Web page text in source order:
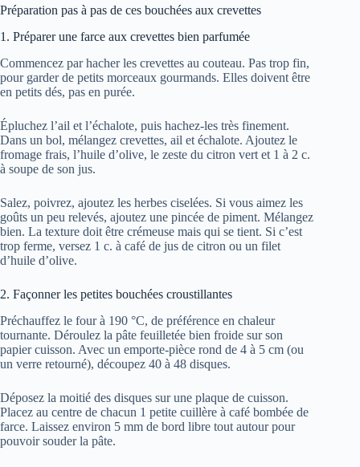
Préparation pas à pas de ces bouchées aux crevettes
1. Préparer une farce aux crevettes bien parfumée
Commencez par hacher les crevettes au couteau. Pas trop fin,
pour garder de petits morceaux gourmands. Elles doivent être
en petits dés, pas en purée.
Épluchez l’ail et l’échalote, puis hachez-les très finement.
Dans un bol, mélangez crevettes, ail et échalote. Ajoutez le
fromage frais, l’huile d’olive, le zeste du citron vert et 1 à 2 c.
à soupe de son jus.
Salez, poivrez, ajoutez les herbes ciselées. Si vous aimez les
goûts un peu relevés, ajoutez une pincée de piment. Mélangez
bien. La texture doit être crémeuse mais qui se tient. Si c’est
trop ferme, versez 1 c. à café de jus de citron ou un filet
d’huile d’olive.
2. Façonner les petites bouchées croustillantes
Préchauffez le four à 190 °C, de préférence en chaleur
tournante. Déroulez la pâte feuilletée bien froide sur son
papier cuisson. Avec un emporte-pièce rond de 4 à 5 cm (ou
un verre retourné), découpez 40 à 48 disques.
Déposez la moitié des disques sur une plaque de cuisson.
Placez au centre de chacun 1 petite cuillère à café bombée de
farce. Laissez environ 5 mm de bord libre tout autour pour
pouvoir souder la pâte.